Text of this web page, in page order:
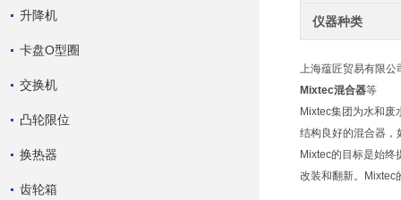
升降机
卡盘O型圈
交换机
凸轮限位
换热器
齿轮箱
仪器种类
上海蕴匠贸易有限公
Mixtec混合器等
Mixtec集团为水和废
结构良好的混合器，
Mixtec的目标是始终
改装和翻新。Mixtec